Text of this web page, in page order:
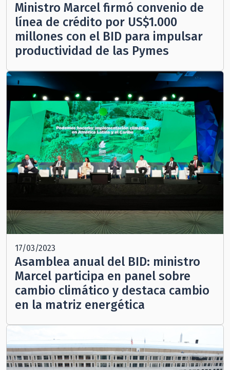
Ministro Marcel firmó convenio de
línea de crédito por US$1.000
millones con el BID para impulsar
productividad de las Pymes
17/03/2023
Asamblea anual del BID: ministro
Marcel participa en panel sobre
cambio climático y destaca cambio
en la matriz energética